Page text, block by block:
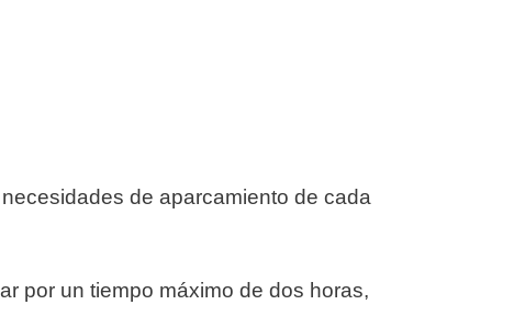
de aparcamiento de cada
por un tiempo máximo de dos horas,